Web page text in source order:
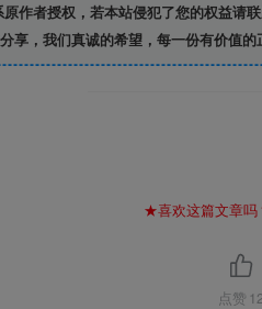
作者授权，若本站侵犯了您的权益请
享，我们真诚的希望，每一份有价值
★喜欢这篇文章吗
点赞